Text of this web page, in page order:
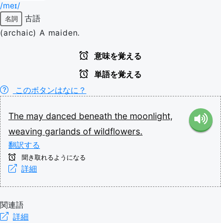
/meɪ/
名詞
古語
(archaic) A maiden.
意味を覚える
単語を覚える
このボタンはなに？
The may danced beneath the moonlight,
weaving garlands of wildflowers.
翻訳する
聞き取れるようになる
詳細
関連語
詳細